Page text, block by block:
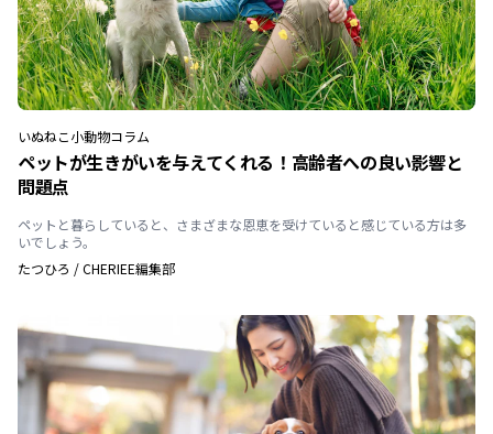
いぬねこ小動物コラム
ペットが生きがいを与えてくれる！高齢者への良い影響と
問題点
ペットと暮らしていると、さまざまな恩恵を受けていると感じている方は多
いでしょう。
たつひろ /CHERIEE編集部